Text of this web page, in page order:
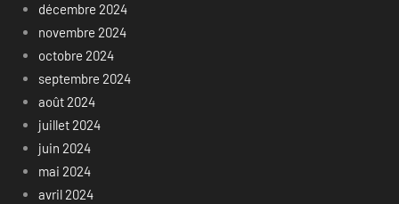
décembre 2024
novembre 2024
octobre 2024
septembre 2024
août 2024
juillet 2024
juin 2024
mai 2024
avril 2024